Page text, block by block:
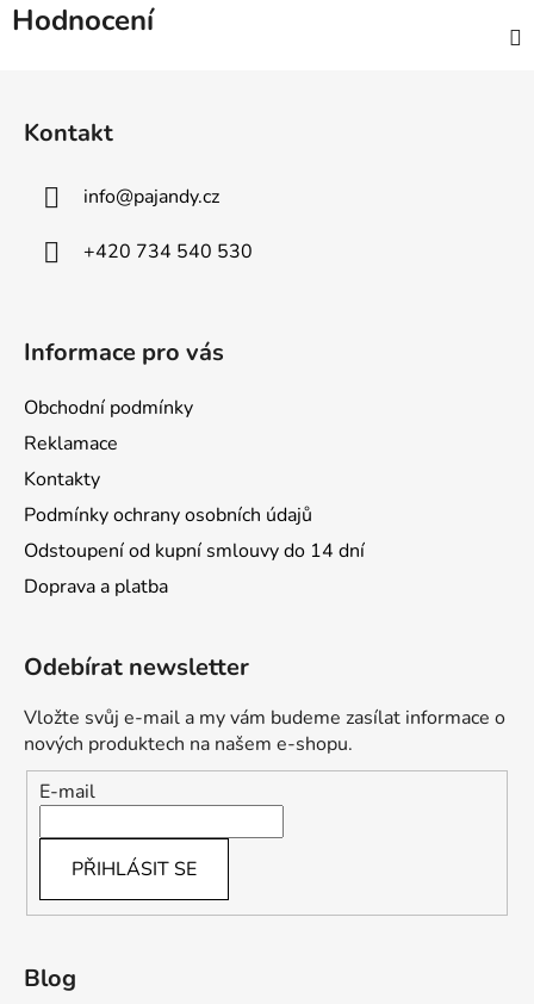
Hodnocení
Kontakt
info@pajandy.cz
+420 734 540 530
Informace pro vás
Obchodní podmínky
Reklamace
Kontakty
Podmínky ochrany osobních údajů
Odstoupení od kupní smlouvy do 14 dní
Doprava a platba
Odebírat newsletter
Vložte svůj e-mail a my vám budeme zasílat informace o
nových produktech na našem e-shopu.
E-mail
PŘIHLÁSIT SE
Blog